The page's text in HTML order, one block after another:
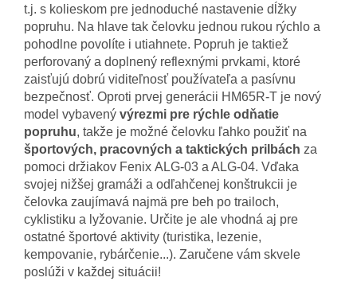
t.j. s kolieskom pre jednoduché nastavenie dĺžky
popruhu. Na hlave tak čelovku jednou rukou rýchlo a
pohodlne povolíte i utiahnete. Popruh je taktiež
perforovaný a doplnený reflexnými prvkami, ktoré
zaisťujú dobrú viditeľnosť používateľa a pasívnu
bezpečnosť. Oproti prvej generácii HM65R-T je nový
model vybavený výrezmi pre rýchle odňatie
popruhu, takže je možné čelovku ľahko použiť na
športových, pracovných a taktických prilbách za
pomoci držiakov Fenix ALG-03 a ALG-04. Vďaka
svojej nižšej gramáži a odľahčenej konštrukcii je
čelovka zaujímavá najmä pre beh po trailoch,
cyklistiku a lyžovanie. Určite je ale vhodná aj pre
ostatné športové aktivity (turistika, lezenie,
kempovanie, rybárčenie...). Zaručene vám skvele
poslúži v každej situácii!